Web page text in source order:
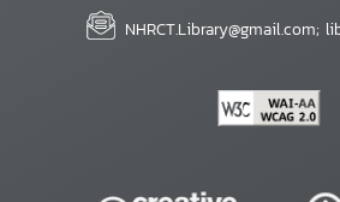
NHRCT.Library@gmail.com;